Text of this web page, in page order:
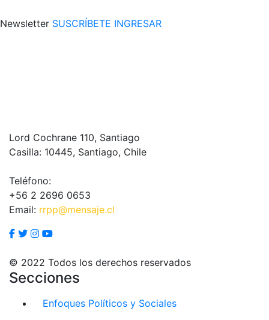
Newsletter SUSCRÍBETE INGRESAR
Lord Cochrane 110, Santiago
Casilla: 10445, Santiago, Chile
Teléfono:
+56 2 2696 0653
Email: rrpp@mensaje.cl
© 2022 Todos los derechos reservados
Secciones
Enfoques Políticos y Sociales